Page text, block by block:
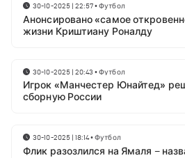
30-10-2025 | 22:57•Футбол
Анонсировано «самое
жизни Криштиану Роналду
30-10-2025 | 20:43 •Футбол
Игрок «Манчестер Юнайтед»
сборную России
30-10-2025 | 18:14•Футбол
Флик разозлился на Ямаля –